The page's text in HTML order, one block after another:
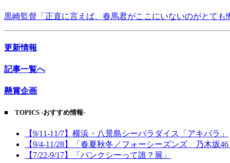
黒崎監督「正直に言えば、春馬君がここにいないのがとても
更新情報
記事一覧へ
懸賞企画
■ TOPICS -おすすめ情報-
【9/11-11/7】横浜・八景島シーパラダイス「アキパラ」
【9/4-11/28】「春夏秋冬／フォーシーズンズ 乃木坂46
【7/22-9/17】「バンクシーって誰？展」